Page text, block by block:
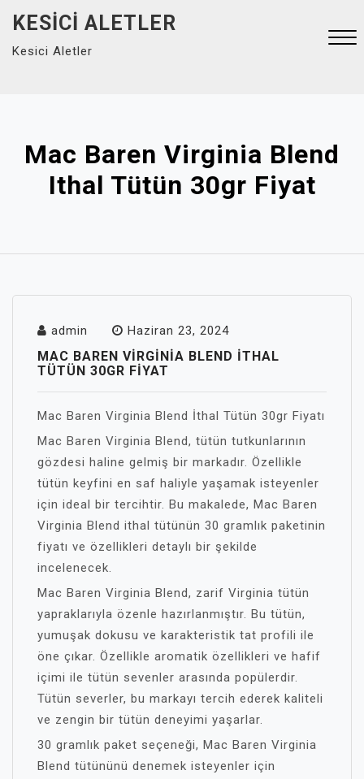
content
KESICI ALETLER
Kesici Aletler
Mac Baren Virginia Blend
Ithal Tütün 30gr Fiyat
admin Haziran 23, 2024
MAC BAREN VIRGINIA BLEND ITHAL
TÜTÜN 30GR FIYAT
Mac Baren Virginia Blend İthal Tütün 30gr Fiyatı
Mac Baren Virginia Blend, tütün tutkunlarının
gözdesi haline gelmiş bir markadır. Özellikle
tütün keyfini en saf haliyle yaşamak isteyenler
için ideal bir tercihtir. Bu makalede, Mac Baren
Virginia Blend ithal tütünün 30 gramlık paketinin
fiyatı ve özellikleri detaylı bir şekilde
incelenecek.
Mac Baren Virginia Blend, zarif Virginia tütün
yapraklarıyla özenle hazırlanmıştır. Bu tütün,
yumuşak dokusu ve karakteristik tat profili ile
öne çıkar. Özellikle aromatik özellikleri ve hafif
içimi ile tütün sevenler arasında popülerdir.
Tütün severler, bu markayı tercih ederek kaliteli
ve zengin bir tütün deneyimi yaşarlar.
30 gramlık paket seçeneği, Mac Baren Virginia
Blend tütününü denemek isteyenler için